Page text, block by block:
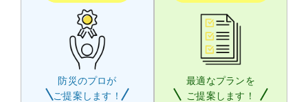
防災のプロが
ご提案します！
最適なプランを
ご提案します！